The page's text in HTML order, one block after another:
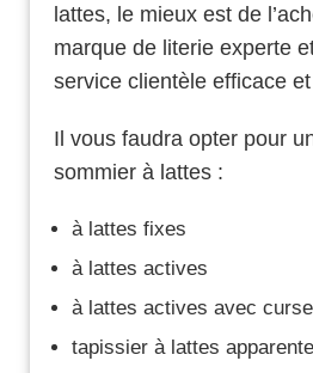
lattes, le mieux est de
marque de literie experte
service clientèle efficace
Il vous faudra opter pour
sommier à lattes :
à lattes fixes
à lattes actives
à lattes actives avec
tapissier à lattes